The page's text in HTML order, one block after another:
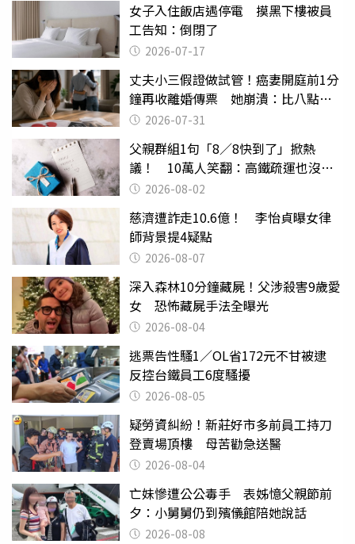
女子入住飯店遇停電 摸黑下樓被員
工告知：倒閉了
2026-07-17
丈夫小三假證做試管！癌妻開庭前1分
鐘再收離婚傳票 她崩潰：比八點檔
還扯2026-07-31
父親群組1句「8／8快到了」掀熱
議！ 10萬人笑翻：高鐵疏運也沒列
父親節
2026-08-02
慈濟遭詐走10.6億！ 李怡貞曝女律
師背景提4疑點
2026-08-07
深入森林10分鐘藏屍！父涉殺害9歲愛
女 恐怖藏屍手法全曝光
2026-08-04
逃票告性騷1／OL省172元不甘被逮
反控台鐵員工6度騷擾
2026-08-05
疑勞資糾紛！新莊好市多前員工持刀
登賣場頂樓 母苦勸急送醫
2026-08-04
亡妹慘遭公公毒手 表姊憶父親節前
夕：小舅舅仍到殯儀館陪她說話
2026-08-08